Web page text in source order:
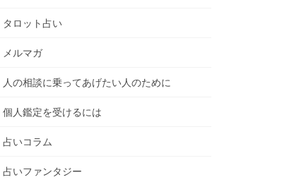
タロット占い
メルマガ
人の相談に乗ってあげたい人のために
個人鑑定を受けるには
占いコラム
占いファンタジー